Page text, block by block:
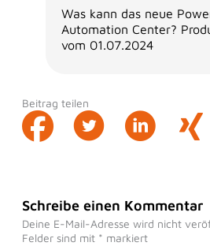
Was kann das neue
Automation Center?
vom 01.07.2024
Beitrag teilen
Schreibe einen Kommentar
Deine E-Mail-Adresse wird nicht
Felder sind mit * markiert